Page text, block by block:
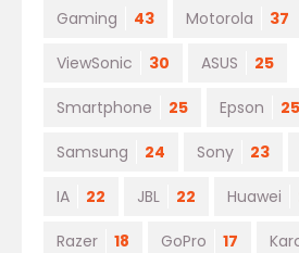
Gaming 43 Motorola 37
ViewSonic 30 ASUS 25
Smartphone 25 Epson 25
Samsung 24 Sony 23
IA 22 JBL 22 Huawei
Razer 18 GoPro 17